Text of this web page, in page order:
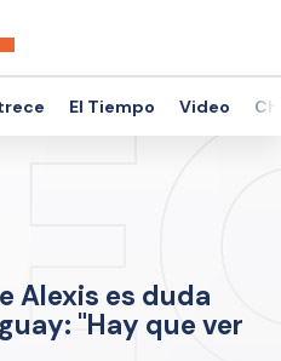
El Tiempo Video
Alexis es duda
"Hay que ver